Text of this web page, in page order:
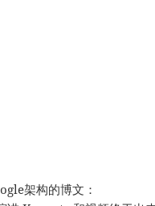
架构的博文：